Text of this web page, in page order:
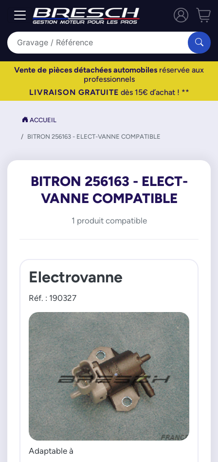
Vente de pièces détachées automobiles réservée aux
professionnels
LIVRAISON GRATUITE dès 15€ d’achat ! **
ACCUEIL
BITRON 256163 - ELECT-VANNE COMPATIBLE
BITRON 256163 - ELECT-
VANNE COMPATIBLE
1 produit compatible
Electrovanne
Réf. : 190327
Adaptable à